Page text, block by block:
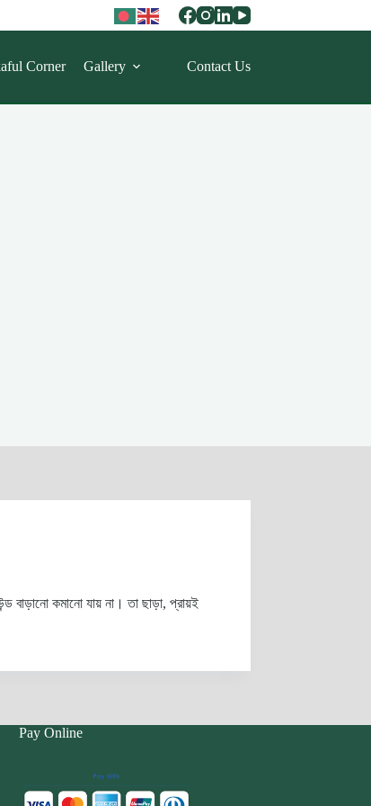
Corner Gallery Contact Us
কমানো যায় না। তা ছাড়া, প্রায়ই
Pay Online